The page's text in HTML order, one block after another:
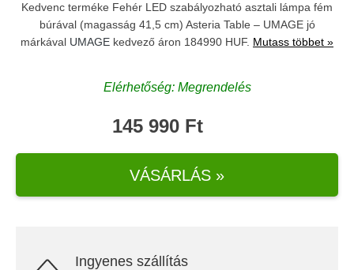
Kedvenc terméke Fehér LED szabályozható asztali lámpa fém
búrával (magasság 41,5 cm) Asteria Table – UMAGE jó
márkával UMAGE kedvező áron 184990 HUF. Mutass többet »
Elérhetőség: Megrendelés
145 990 Ft
VÁSÁRLÁS »
Ingyenes szállítás